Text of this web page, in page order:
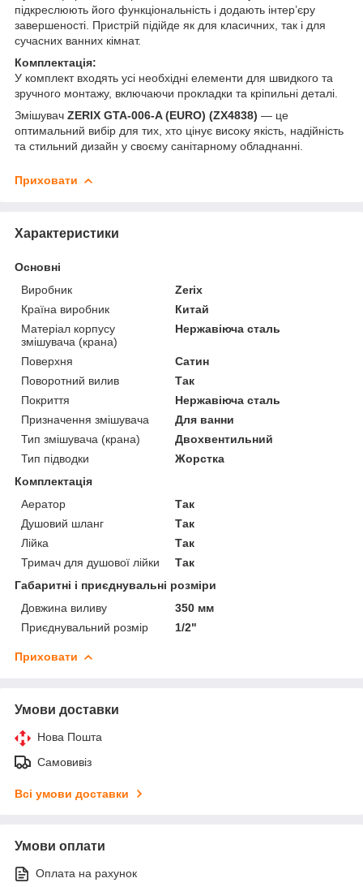
підкреслюють його функціональність і додають інтер’єру
завершеності. Пристрій підійде як для класичних, так і для
сучасних ванних кімнат.
Комплектація:
У комплект входять усі необхідні елементи для швидкого та
зручного монтажу, включаючи прокладки та кріпильні деталі.
Змішувач ZERIX GTA‑006‑A (EURO) (ZX4838) — це
оптимальний вибір для тих, хто цінує високу якість, надійність
та стильний дизайн у своєму санітарному обладнанні.
Приховати
Характеристики
Основні
Виробник
Zerix
Країна виробник
Китай
Матеріал корпусу
змішувача (крана)
Нержавіюча сталь
Поверхня
Сатин
Поворотний вилив
Так
Покриття
Нержавіюча сталь
Призначення змішувача
Для ванни
Тип змішувача (крана)
Двохвентильний
Тип підводки
Жорстка
Комплектація
Аератор
Так
Душовий шланг
Так
Лійка
Так
Тримач для душової лійки
Так
Габаритні і приєднувальні розміри
Довжина виливу
350 мм
Приєднувальний розмір
1/2"
Приховати
Умови доставки
Нова Пошта
Самовивіз
Всі умови доставки
Умови оплати
Оплата на рахунок